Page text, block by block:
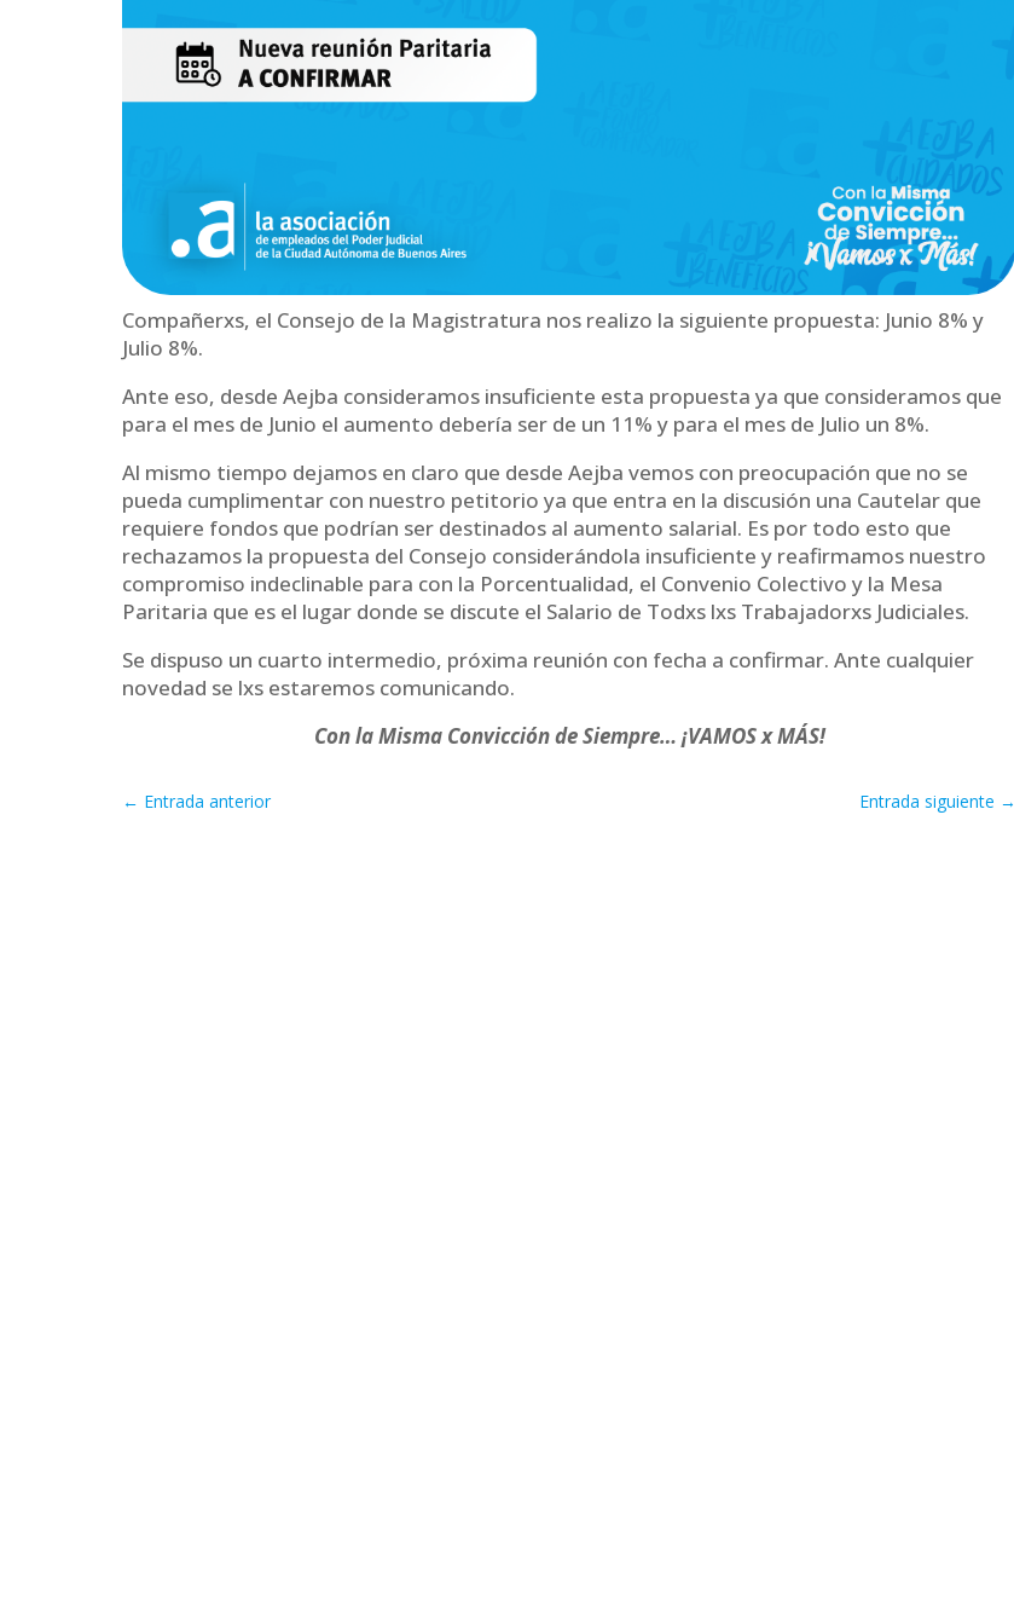
Compañerxs, el Consejo de la Magistratura nos realizo la siguiente propuesta: Junio 8% y
Julio 8%.
Ante eso, desde Aejba consideramos insuficiente esta propuesta ya que consideramos que
para el mes de Junio el aumento debería ser de un 11% y para el mes de Julio un 8%.
Al mismo tiempo dejamos en claro que desde Aejba vemos con preocupación que no se
pueda cumplimentar con nuestro petitorio ya que entra en la discusión una Cautelar que
requiere fondos que podrían ser destinados al aumento salarial. Es por todo esto que
rechazamos la propuesta del Consejo considerándola insuficiente y reafirmamos nuestro
compromiso indeclinable para con la Porcentualidad, el Convenio Colectivo y la Mesa
Paritaria que es el lugar donde se discute el Salario de Todxs lxs Trabajadorxs Judiciales.
Se dispuso un cuarto intermedio, próxima reunión con fecha a confirmar. Ante cualquier
novedad se lxs estaremos comunicando.
Con la Misma Convicción de Siempre… ¡VAMOS x MÁS!
← Entrada anterior Entrada siguiente →